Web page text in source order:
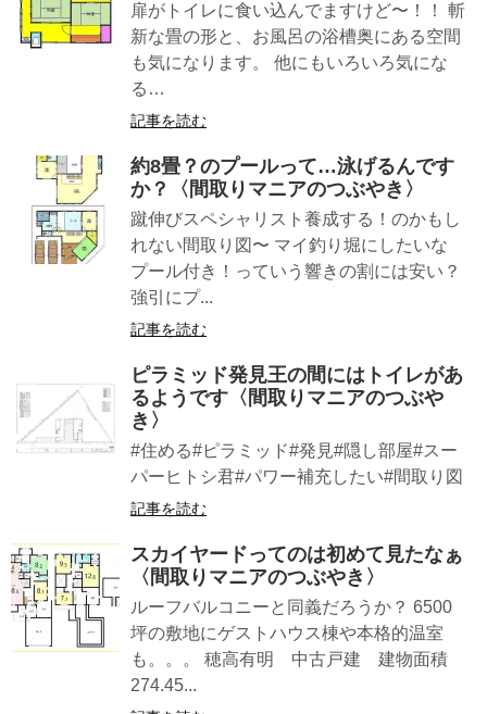
扉がトイレに食い込んでますけど〜！！ 斬
新な畳の形と、お風呂の浴槽奥にある空間
も気になります。 他にもいろいろ気にな
る…
記事を読む
約8畳？のプールって…泳げるんです
か？〈間取りマニアのつぶやき〉
蹴伸びスペシャリスト養成する！のかもし
れない間取り図〜 マイ釣り堀にしたいな
プール付き！っていう響きの割には安い？
強引にプ...
記事を読む
ピラミッド発見王の間にはトイレがあ
るようです〈間取りマニアのつぶや
き〉
#住める#ピラミッド#発見#隠し部屋#スー
パーヒトシ君#パワー補充したい#間取り図
記事を読む
スカイヤードってのは初めて見たなぁ
〈間取りマニアのつぶやき〉
ルーフバルコニーと同義だろうか？ 6500
坪の敷地にゲストハウス棟や本格的温室
も。。。 穂高有明 中古戸建 建物面積
274.45...